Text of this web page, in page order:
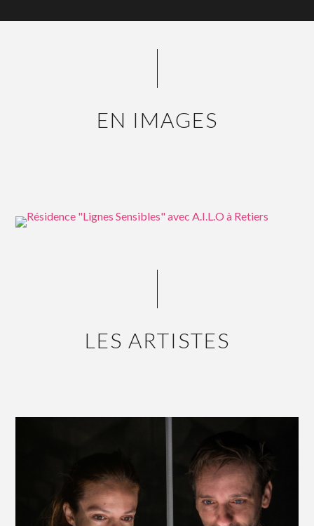
EN IMAGES
LES ARTISTES